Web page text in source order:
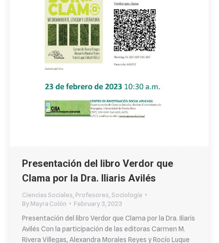
Presentación del libro Verdor que
Clama por la Dra. Iliaris Avilés
Ciencias Sociales Profesores Sociología
ByMayra Colón
February 3, 2023
Presentación del libro Verdor que Clama por la Dra. Iliaris
Avilés Con la participación de las editoras Carmen M.
Rivera Villegas, Alexandra Morales Reyes y Rocío Luque